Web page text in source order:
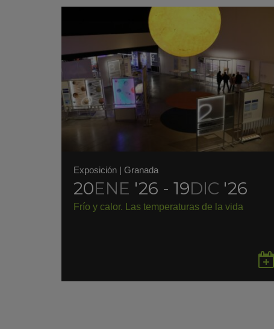
Exposición | Granada
20ENE '26 - 19DIC '26
Frío y calor. Las temperaturas de la vida